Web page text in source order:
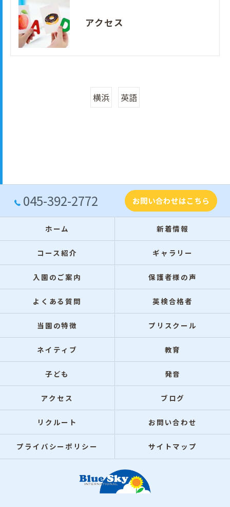
アクセス
横浜 英語
045-392-2772 お問い合わせはこちら
ホーム 新着情報
コース紹介 ギャラリー
入園のご案内 保護者様の声
よくある質問 英検合格者
当園の特徴 プリスクール
ネイティブ 教育
子ども 発音
アクセス ブログ
リクルート お問い合わせ
プライバシーポリシー サイトマップ